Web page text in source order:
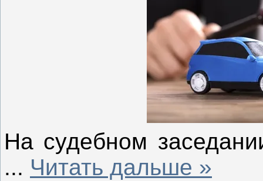
На судебном
... Читать дальше »